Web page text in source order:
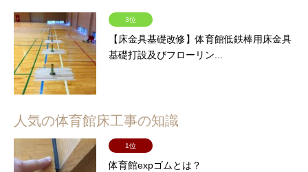
3位
【床金具基礎改修】体育館低鉄棒用床金具
基礎打設及びフローリン...
人気の体育館床工事の知識
1位
体育館expゴムとは？